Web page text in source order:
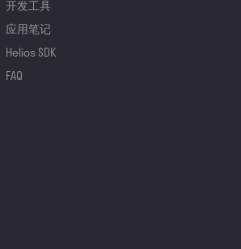
开发工具
应用笔记
Helios SDK
FAQ